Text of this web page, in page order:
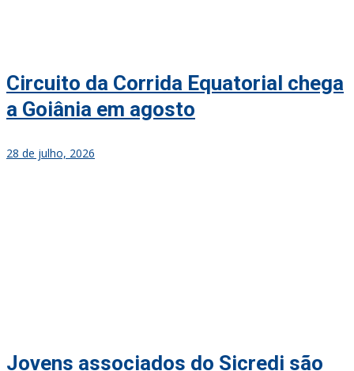
Circuito da Corrida Equatorial chega
a Goiânia em agosto
28 de julho, 2026
Jovens associados do Sicredi são